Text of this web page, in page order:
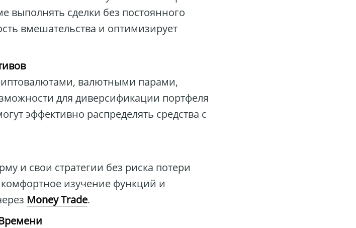
выполнять сделки без постоянного
вмешательства и оптимизирует
валютными парами,
для диверсификации портфеля
эффективно распределять средства с
и свои стратегии без риска потери
изучение функций и
Money Trade.